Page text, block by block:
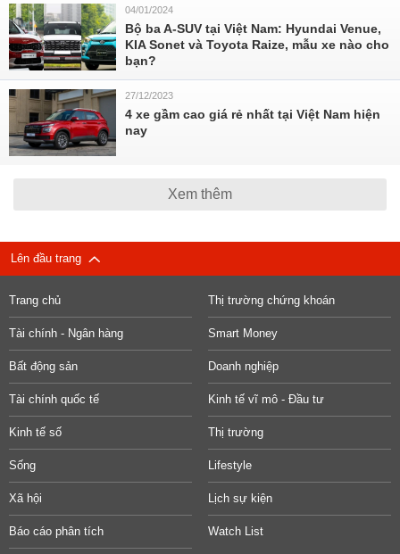
04/01/2024
Bộ ba A-SUV tại Việt Nam: Hyundai Venue,
KIA Sonet và Toyota Raize, mẫu xe nào cho
bạn?
27/12/2023
4 xe gầm cao giá rẻ nhất tại Việt Nam hiện
nay
Xem thêm
Lên đầu trang
Trang chủ Thị trường chứng khoán
Tài chính - Ngân hàng Smart Money
Bất động sản Doanh nghiệp
Tài chính quốc tế Kinh tế vĩ mô - Đầu tư
Kinh tế số Thị trường
Sống Lifestyle
Xã hội Lịch sự kiện
Báo cáo phân tích Watch List